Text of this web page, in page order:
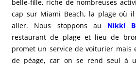
belle-fille, riche de nombreuses
cap sur Miami Beach, la plage où
aller. Nous stoppons au Nikki
restaurant de plage et lieu de
promet un service de voiturier mais
de péage, car on se rend seul à